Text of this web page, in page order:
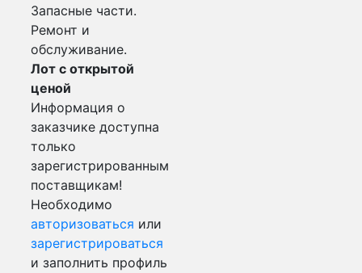
Запасные части.
Ремонт и
обслуживание.
Лот с открытой
ценой
Информация о
заказчике доступна
только
зарегистрированным
поставщикам!
Необходимо
авторизоваться или
зарегистрироваться
и заполнить профиль